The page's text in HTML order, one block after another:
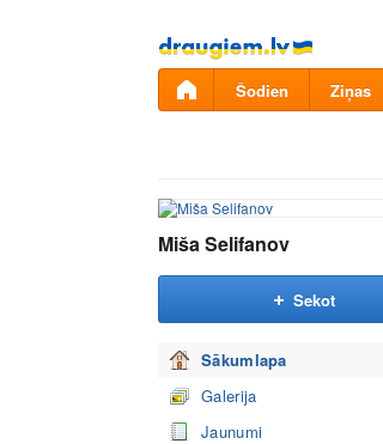
Pāriet
uz
saturu
Šodien Ziņas
Miša Selifanov
Sekot
Sākumlapa
Galerija
Jaunumi